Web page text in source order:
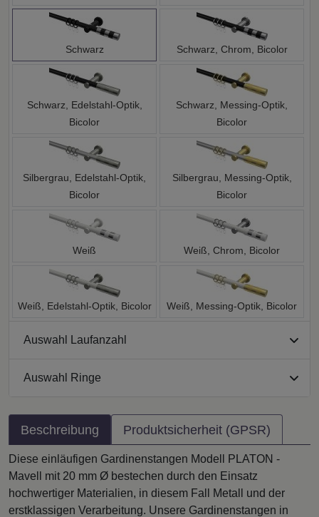
Schwarz Schwarz, Chrom, Bicolor
Schwarz, Edelstahl-Optik,
Bicolor
Schwarz, Messing-Optik,
Bicolor
Silbergrau, Edelstahl-Optik,
Bicolor
Silbergrau, Messing-Optik,
Bicolor
Weiß Weiß, Chrom, Bicolor
Weiß, Edelstahl-Optik, Bicolor Weiß, Messing-Optik, Bicolor
Auswahl Laufanzahl
Auswahl Ringe
Beschreibung Produktsicherheit (GPSR)
Diese einläufigen Gardinenstangen Modell PLATON -
Mavell mit 20 mm Ø bestechen durch den Einsatz
hochwertiger Materialien, in diesem Fall Metall und der
erstklassigen Verarbeitung. Unsere Gardinenstangen in